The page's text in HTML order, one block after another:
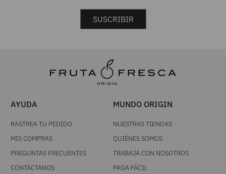
SUSCRIBIR
AYUDA
RASTREA TU PEDIDO
MIS COMPRAS
PREGUNTAS FRECUENTES
CONTÁCTANOS
MUNDO ORIGIN
NUESTRAS TIENDAS
QUIÉNES SOMOS
TRABAJA CON NOSOTROS
PAGA FÁCIL